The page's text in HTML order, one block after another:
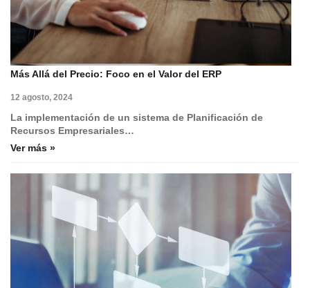
Más Allá del Precio: Foco en el Valor del ERP
12 agosto, 2024
La implementación de un sistema de Planificación de
Recursos Empresariales…
Ver más »